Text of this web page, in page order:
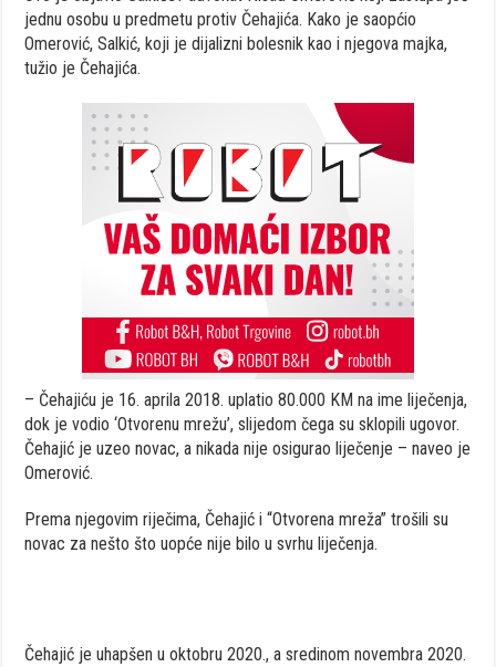
jednu osobu u predmetu protiv Čehajića. Kako je saopćio
Omerović, Salkić, koji je dijalizni bolesnik kao i njegova majka,
tužio je Čehajića.
– Čehajiću je 16. aprila 2018. uplatio 80.000 KM na ime liječenja,
dok je vodio ‘Otvorenu mrežu’, slijedom čega su sklopili ugovor.
Čehajić je uzeo novac, a nikada nije osigurao liječenje – naveo je
Omerović.
Prema njegovim riječima, Čehajić i “Otvorena mreža” trošili su
novac za nešto što uopće nije bilo u svrhu liječenja.
Čehajić je uhapšen u oktobru 2020., a sredinom novembra 2020.